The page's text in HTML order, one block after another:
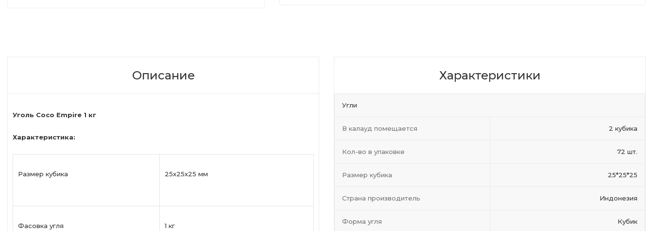
Описание
Уголь Coco Empire 1 кг
Характеристика:
Размер кубика 25х25х25 мм
Фасовка угля 1 кг
Характеристики
Угли
В калауд помещается 2 кубика
Кол-во в упаковке 72 шт.
Размер кубика 25*25*25
Страна производитель Индонезия
Форма угля Кубик